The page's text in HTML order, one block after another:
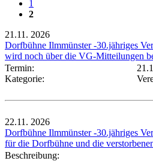
1
2
21.11. 2026
Dorfbühne Ilmmünster -30.jähriges
wird noch über die VG-Mitteilungen
Termin:
Kategorie:
22.11. 2026
Dorfbühne Ilmmünster -30.jähriges
für die Dorfbühne und die
Beschreibung: